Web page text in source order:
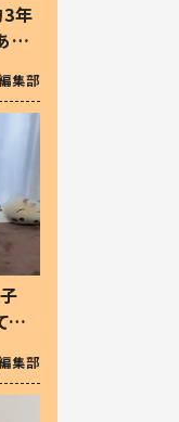
年
っ
集部
子
を
集部